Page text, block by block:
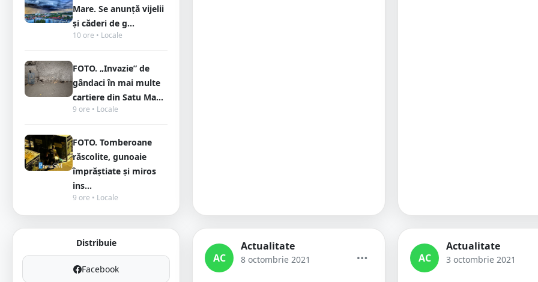
Mare. Se anunță vijelii
și căderi de g...
10 ore • Locale
FOTO. „Invazie” de
gândaci în mai multe
cartiere din Satu Ma...
9 ore • Locale
FOTO. Tomberoane
răscolite, gunoaie
împrăștiate și miros
ins...
9 ore • Locale
Distribuie
Facebook
AC
Actualitate
8 octombrie 2021 AC
Actualitate
3 octombrie 2021